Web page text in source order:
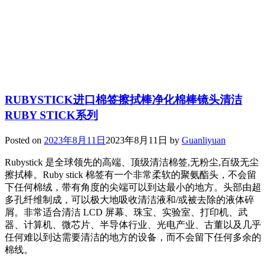
RUBYSTICK进口棉签擦拭棒净化棉棒镜头清洁
RUBY STICK系列
Posted on 2023年8月11日 2023年8月11日 by Guanliyuan
Rubystick 是全球领先的高端、顶级清洁棉签,无粉尘,百级无尘
擦拭棒。Ruby stick 棉签有一个非常柔软的聚氨酯头，不会留
下任何棉绒，带有角度的尖端可以到达最小的地方。头部由超
多孔纤维制成，可以极大地吸收清洁液和/或被去除的液体碎
屑。非常适合清洁 LCD 屏幕、珠宝、实验室、打印机、武
器、计算机、微芯片、半导体行业、光电产业、古董以及几乎
任何难以到达需要清洁的地方的设备，而不会留下任何多余的
棉线。